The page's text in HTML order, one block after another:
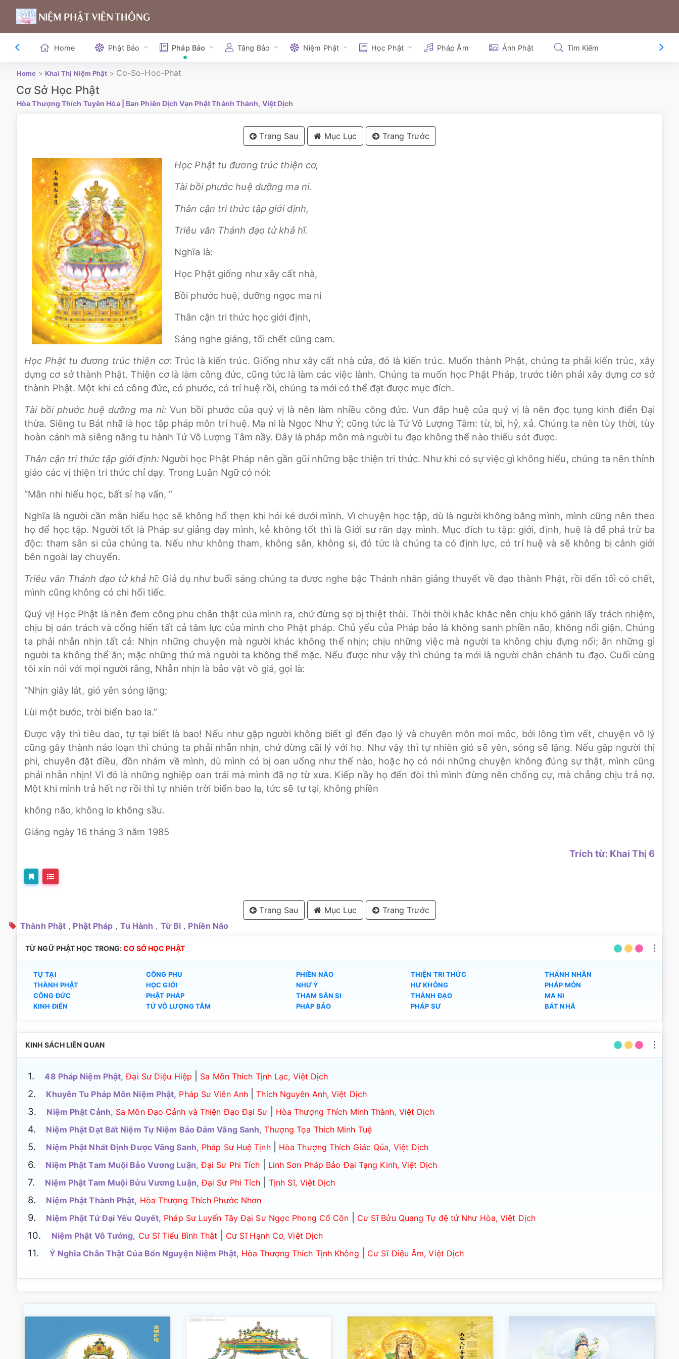
Home Phật Bảo Pháp Bảo Tăng Bảo Niệm Phật Học Phật Pháp Âm Ảnh Phật Tìm Kiếm
Home > Khai Thị Niệm Phật > Co-So-Hoc-Phat
Cơ Sở Học Phật
Hòa Thượng Thích Tuyên Hóa | Ban Phiên Dịch Vạn Phật Thánh Thành, Việt Dịch
Trang Sau Mục Lục Trang Trước
Học Phật tu đương trúc thiện cơ,
Tài bồi phước huệ dưỡng ma ni.
Thân cận tri thức tập giới định,
Triêu văn Thánh đạo tử khả hĩ.
Nghĩa là:
Học Phật giống như xây cất nhà,
Bồi phước huệ, dưỡng ngọc ma ni
Thân cận tri thức học giới định,
Sáng nghe giảng, tối chết cũng cam.
Học Phật tu đương trúc thiện cơ: Trúc là kiến trúc. Giống như xây cất nhà cửa, đó là kiến trúc. Muốn thành Phật, chúng ta phải kiến trúc, xây
dựng cơ sở thành Phật. Thiện cơ là làm công đức, cũng tức là làm các việc lành. Chúng ta muốn học Phật Pháp, trước tiên phải xây dựng cơ sở
thành Phật. Một khi có công đức, có phước, có trí huệ rồi, chúng ta mới có thể đạt được mục đích.
Tài bồi phước huệ dưỡng ma ni:Vun bồi phước của quý vị là nên làm nhiều công đức. Vun đắp huệ của quý vị là nên đọc tụng kinh điển Đại
thừa. Siêng tu Bát nhã là học tập pháp môn trí huệ. Ma ni là Ngọc Như Ý; cũng tức là Tứ Vô Lượng Tâm: từ, bi, hỷ, xả. Chúng ta nên tùy thời, tùy
hoàn cảnh mà siêng năng tu hành Tứ Vô Lượng Tâm nầy. Đây là pháp môn mà người tu đạo không thể nào thiếu sót được.
Thân cận tri thức tập giới định: Người học Phật Pháp nên gần gũi những bậc thiện tri thức. Như khi có sự việc gì không hiểu, chúng ta nên thỉnh
giáo các vị thiện tri thức chỉ dạy. Trong Luận Ngữ có nói:
“Mẫn nhi hiếu học, bất sỉ hạ vấn, ”
Nghĩa là người cần mẫn hiếu học sẽ không hổ thẹn khi hỏi kẻ dưới mình. Vì chuyện học tập, dù là người không bằng mình, mình cũng nên theo
họ để học tập. Người tốt là Pháp sư giảng dạy mình, kẻ không tốt thì là Giới sư răn dạy mình. Mục đích tu tập: giới, định, huệ là để phá trừ ba
độc: tham sân si của chúng ta. Nếu như không tham, không sân, không si, đó tức là chúng ta có định lực, có trí huệ và sẽ không bị cảnh giới
bên ngoài lay chuyển.
Triêu văn Thánh đạo tử khả hĩ: Giả dụ như buổi sáng chúng ta được nghe bậc Thánh nhân giảng thuyết về đạo thành Phật, rồi đến tối có chết,
mình cũng không có chi hối tiếc.
Quý vị! Học Phật là nên đem công phu chân thật của mình ra, chứ đừng sợ bị thiệt thòi. Thời thời khắc khắc nên chịu khó gánh lấy trách nhiệm,
chịu bị oán trách và cống hiến tất cả tâm lực của mình cho Phật pháp. Chủ yếu của Pháp bảo là không sanh phiền não, không nổi giận. Chúng
ta phải nhẫn nhịn tất cả: Nhịn những chuyện mà người khác không thể nhịn; chịu những việc mà người ta không chịu đựng nổi; ăn những gì
người ta không thể ăn; mặc những thứ mà người ta không thể mặc. Nếu được như vậy thì chúng ta mới là người chân chánh tu đạo. Cuối cùng
tôi xin nói với mọi người rằng, Nhẫn nhịn là bảo vật vô giá, gọi là:
“Nhịn giây lát, gió yên sóng lặng;
Lùi một bước, trời biển bao la.”
Được vậy thì tiêu dao, tự tại biết là bao! Nếu như gặp người không biết gì đến đạo lý và chuyên môn moi móc, bới lông tìm vết, chuyện vô lý
cũng gây thành náo loạn thì chúng ta phải nhẫn nhịn, chứ đừng cãi lý với họ. Như vậy thì tự nhiên gió sẽ yên, sóng sẽ lặng. Nếu gặp người thị
phi, chuyên đặt điều, đồn nhảm về mình, dù mình có bị oan uổng như thế nào, hoặc họ có nói những chuyện không đúng sự thật, mình cũng
phải nhẫn nhịn! Vì đó là những nghiệp oan trái mà mình đã nợ từ xưa. Kiếp nầy họ đến đòi thì mình đừng nên chống cự, mà chẳng chịu trả nợ.
Một khi mình trả hết nợ rồi thì tự nhiên trời biển bao la, tức sẽ tự tại, không phiền
không não, không lo không sầu.
Giảng ngày 16 tháng 3 năm 1985
Trích từ: Khai Thị 6
Trang Sau Mục Lục
Trang Trước
Thành Phật , Phật Pháp , Tu Hành , Từ Bi , Phiền Não
TỪ NGỮ PHẬT HỌC TRONG:CƠ SỞ HỌC PHẬT
TỰ TẠI CÔNG PHU PHIỀN NÃO THIỆN TRI THỨC
THÁNH NHÂN
THÀNH PHẬT
HỌC GIỚI NHƯ Ý HƯ KHÔNG
PHÁP MÔN
CÔNG ĐỨC
PHẬT PHÁP THAM SÂN SI THÁNH ĐẠO
MA NI
KINH ĐIỂN
TỨ VÔ LƯỢNG TÂM PHÁP BẢO PHÁP SƯ BÁT NHÃ
KINH SÁCH LIÊN QUAN
1.48 Pháp Niệm Phật, Đại Sư Diệu Hiệp Sa Môn Thích Tịnh Lạc, Việt Dịch
2. Khuyên Tu Pháp Môn Niệm Phật, Pháp Sư Viên Anh |Thích Nguyên Anh, Việt Dịch
3. Niệm Phật Cảnh, Sa Môn Đạo Cảnh và Thiện Đạo Đại Sư Hòa Thượng Thích Minh Thành, Việt Dịch
4. Niệm Phật Đạt Bất Niệm Tự Niệm Bảo Đảm Vãng Sanh, Thượng Tọa Thích Minh Tuệ
5. Niệm Phật Nhất Định Được Vãng Sanh, Pháp Sư Huệ Tịnh Hòa Thượng Thích Giác Qủa, Việt Dịch
6. Niệm Phật Tam Muội Bảo Vương Luận, Đại Sư Phi Tích Linh Sơn Pháp Bảo Đại Tạng Kinh, Việt Dịch
7. Niệm Phật Tam Muội Bửu Vương Luận, Đại Sư Phi Tích Tịnh Sĩ, Việt Dịch
8. Niệm Phật Thành Phật, Hòa Thượng Thích Phước Nhơn
9. Niệm Phật Tứ Đại Yếu Quyết, Pháp Sư Luyến Tây Đại Sư Ngọc Phong Cổ Côn Cư Sĩ Bửu Quang Tự đệ tử Như Hòa, Việt Dịch
10. Niệm Phật Vô Tướng, Cư Sĩ Tiểu Bình Thật Cư Sĩ Hạnh Cơ, Việt Dịch
11. Ý Nghĩa Chân Thật Của Bổn Nguyện Niệm Phật, Hòa Thượng Thích Tịnh Không Cư Sĩ Diệu Âm, Việt Dịch